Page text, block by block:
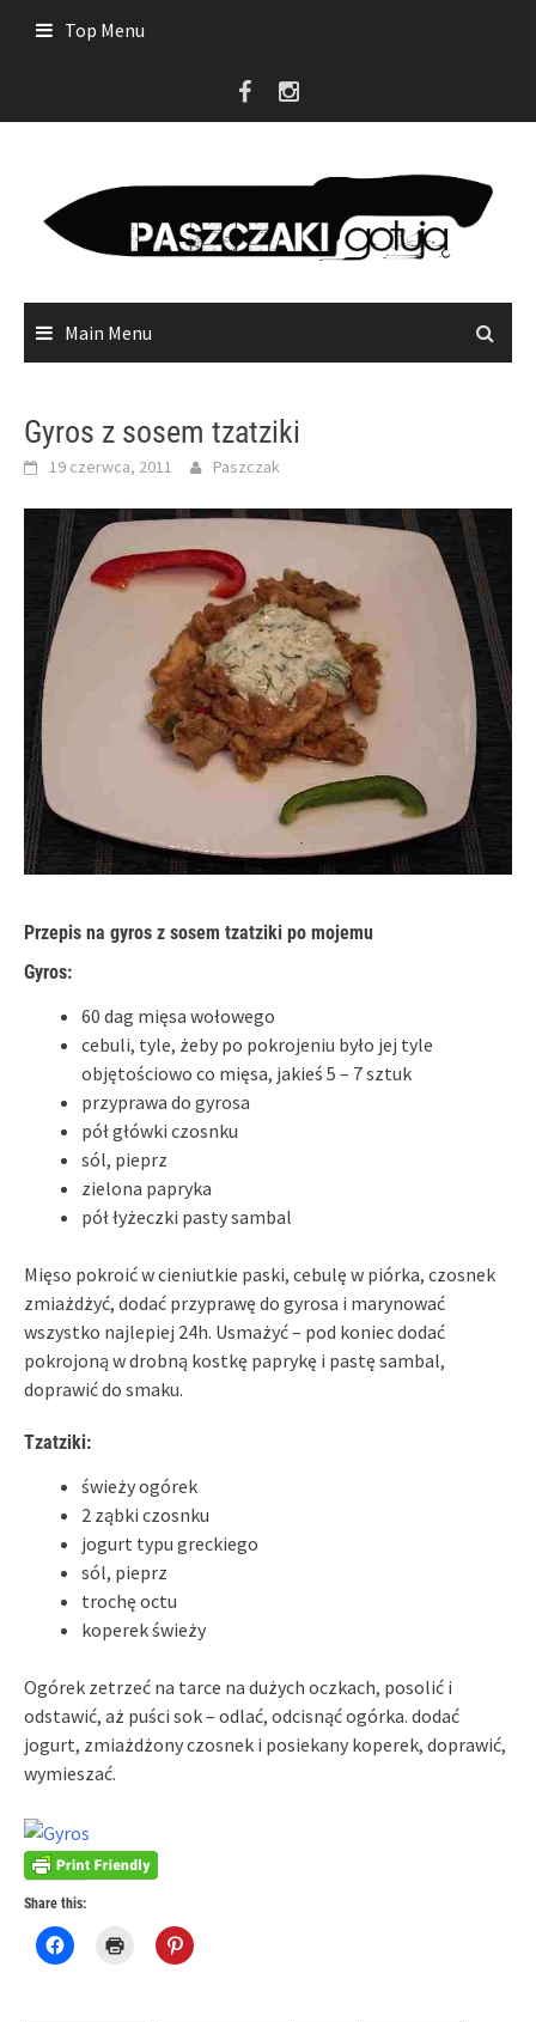
Top Menu
Main Menu
Gyros z sosem tzatziki
19 czerwca, 2011 Paszczak
Przepis na gyros z sosem tzatziki po mojemu
Gyros:
60 dag mięsa wołowego
cebuli, tyle, żeby po pokrojeniu było jej tyle
objętościowo co mięsa, jakieś 5 – 7 sztuk
przyprawa do gyrosa
pół główki czosnku
sól, pieprz
zielona papryka
pół łyżeczki pasty sambal
Mięso pokroić w cieniutkie paski, cebulę w piórka, czosnek
zmiażdżyć, dodać przyprawę do gyrosa i marynować
wszystko najlepiej 24h. Usmażyć – pod koniec dodać
pokrojoną w drobną kostkę paprykę i pastę sambal,
doprawić do smaku.
Tzatziki:
świeży ogórek
2 ząbki czosnku
jogurt typu greckiego
sól, pieprz
trochę octu
koperek świeży
Ogórek zetrzeć na tarce na dużych oczkach, posolić i
odstawić, aż puści sok – odlać, odcisnąć ogórka. dodać
jogurt, zmiażdżony czosnek i posiekany koperek, doprawić,
wymieszać.
Share this:
Click
to
Click Click
to